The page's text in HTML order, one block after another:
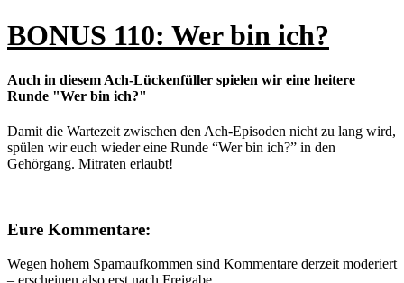
BONUS 110: Wer bin ich?
Auch in diesem Ach-Lückenfüller spielen wir eine heitere
Runde "Wer bin ich?"
Damit die Wartezeit zwischen den Ach-Episoden nicht zu lang wird,
spülen wir euch wieder eine Runde “Wer bin ich?” in den
Gehörgang. Mitraten erlaubt!
Eure Kommentare:
Wegen hohem Spamaufkommen sind Kommentare derzeit moderiert